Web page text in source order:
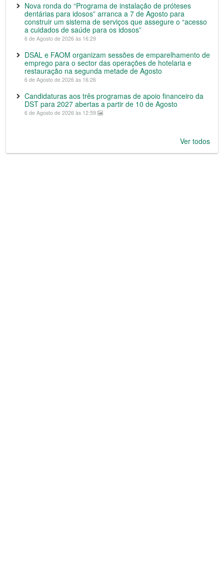
Nova ronda do “Programa de instalação de próteses
dentárias para idosos” arranca a 7 de Agosto para
construir um sistema de serviços que assegure o “acesso
a cuidados de saúde para os idosos”
6 de Agosto de 2026 às 16:29
DSAL e FAOM organizam sessões de emparelhamento de
emprego para o sector das operações de hotelaria e
restauração na segunda metade de Agosto
6 de Agosto de 2026 às 16:26
Candidaturas aos três programas de apoio financeiro da
DST para 2027 abertas a partir de 10 de Agosto
6 de Agosto de 2026 às 12:59
Ver todos